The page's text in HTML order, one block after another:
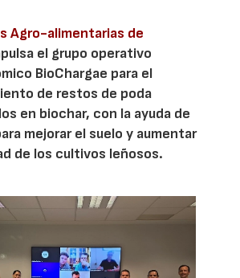
Agro-alimentarias de
el grupo operativo
BioChargae para el
de restos de poda
en biochar, con la ayuda de
mejorar el suelo y aumentar
de los cultivos leñosos.